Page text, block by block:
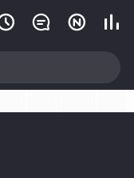
  